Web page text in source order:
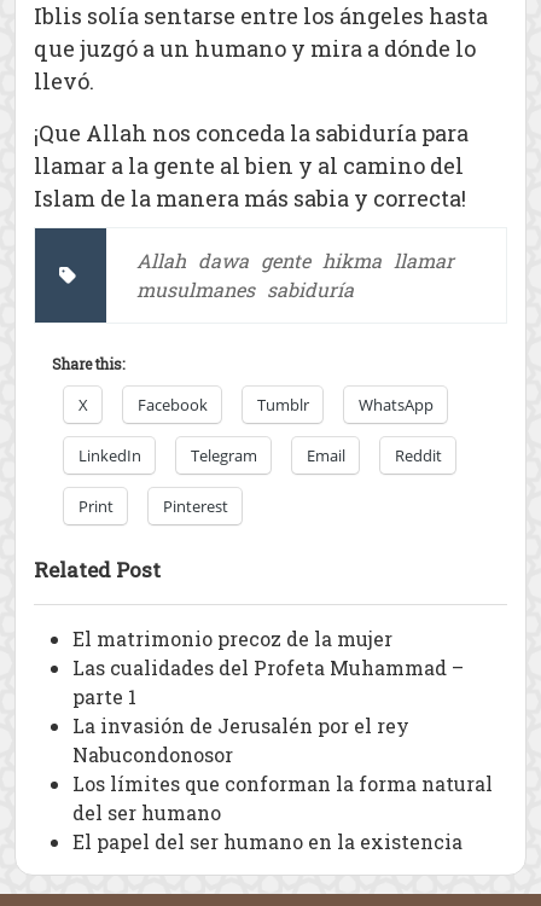
Iblis solía sentarse entre los ángeles hasta
que juzgó a un humano y mira a dónde lo
llevó.
¡Que Allah nos conceda la sabiduría para
llamar a la gente al bien y al camino del
Islam de la manera más sabia y correcta!
Allah dawa gente hikma llamar
musulmanes sabiduría
Share this:
X Facebook Tumblr WhatsApp
LinkedIn Telegram Email Reddit
Print Pinterest
Related Post
El matrimonio precoz de la mujer
Las cualidades del Profeta Muhammad –
parte 1
La invasión de Jerusalén por el rey
Nabucondonosor
Los límites que conforman la forma natural
del ser humano
El papel del ser humano en la existencia